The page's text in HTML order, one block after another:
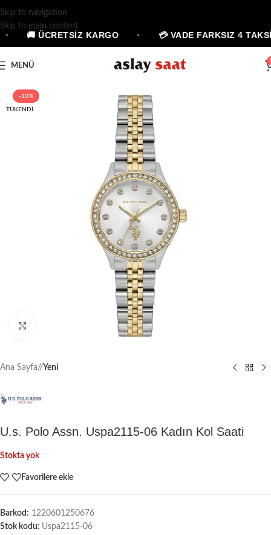
Skip to navigation
Skip to main content
🚚 ÜCRETSİZ KARGO 💳 VADE FARKSIZ 4
MENÜ
-10%
TÜKENDI
Ana Sayfa/ Yeni
U.s. Polo Assn. Uspa2115-06 Kadın Kol Saati
Stokta yok
Favorilere ekle
Barkod: 1220601250676
Stok kodu: Uspa2115-06